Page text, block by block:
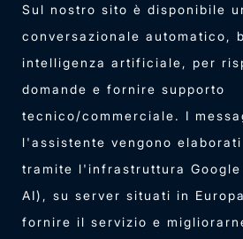
Sul nostro sito è disponibile
conversazionale automatico,
intelligenza artificiale, per
domande e fornire supporto
tecnico/commerciale. I
l'assistente vengono
tramite l'infrastruttura Google
AI), su server situati in
fornire il servizio e